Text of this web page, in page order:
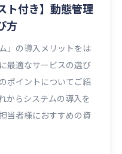
ト付き】動態管理
方
」の導入メリットをは
最適なサービスの選び
ポイントについてご紹
からシステムの導入を
当者様におすすめの資